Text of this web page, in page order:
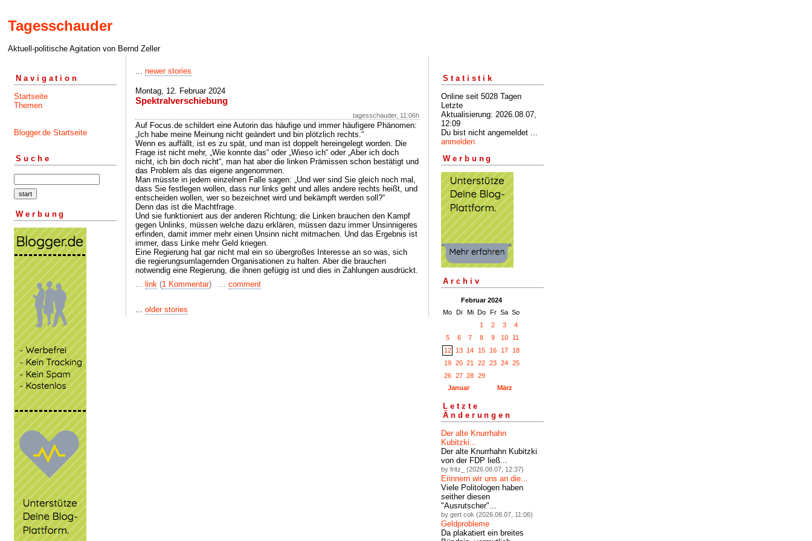
Tagesschauder
Aktuell-politische Agitation von Bernd Zeller
Navigation
Startseite
Themen
Blogger.de Startseite
Suche
Werbung
... newer stories
Montag, 12. Februar 2024
Spektralverschiebung
tagesschauder, 11:06h
Auf Focus.de schildert eine Autorin das häufige und immer häufigere Phänomen:
„Ich habe meine Meinung nicht geändert und bin plötzlich rechts.“
Wenn es auffällt, ist es zu spät, und man ist doppelt hereingelegt worden. Die
Frage ist nicht mehr, „Wie konnte das“ oder „Wieso ich“ oder „Aber ich doch
nicht, ich bin doch nicht“, man hat aber die linken Prämissen schon bestätigt und
das Problem als das eigene angenommen.
Man müsste in jedem einzelnen Falle sagen: „Und wer sind Sie gleich noch mal,
dass Sie festlegen wollen, dass nur links geht und alles andere rechts heißt, und
entscheiden wollen, wer so bezeichnet wird und bekämpft werden soll?“
Denn das ist die Machtfrage.
Und sie funktioniert aus der anderen Richtung; die Linken brauchen den Kampf
gegen Unlinks, müssen welche dazu erklären, müssen dazu immer Unsinnigeres
erfinden, damit immer mehr einen Unsinn nicht mitmachen. Und das Ergebnis ist
immer, dass Linke mehr Geld kriegen.
Eine Regierung hat gar nicht mal ein so übergroßes Interesse an so was, sich
die regierungsumlagernden Organisationen zu halten. Aber die brauchen
notwendig eine Regierung, die ihnen gefügig ist und dies in Zahlungen ausdrückt.
... link (1 Kommentar) ... comment
... older stories
Statistik
Online seit 5028 Tagen
Letzte
Aktualisierung: 2026.08.07,
12:09
Du bist nicht angemeldet ...
anmelden
Werbung
Archiv
Februar 2024
Mo Di Mi Do Fr Sa So
1
2 3
4
5
6 7 8 9 10
11
12
13 14 15 16 17
18
19
20 21 22 23 24
25
26
27 28 29
Januar
März
Letzte
Änderungen
Der alte Knurrhahn
Kubitzki...
Der alte Knurrhahn Kubitzki
von der FDP ließ...
by fritz_ (2026.08.07, 12:37)
Erinnern wir uns an die...
Viele Politologen haben
seither diesen
"Ausrutscher"...
by gert cok (2026.08.07, 11:06)
Geldprobleme
Da plakatiert ein breites